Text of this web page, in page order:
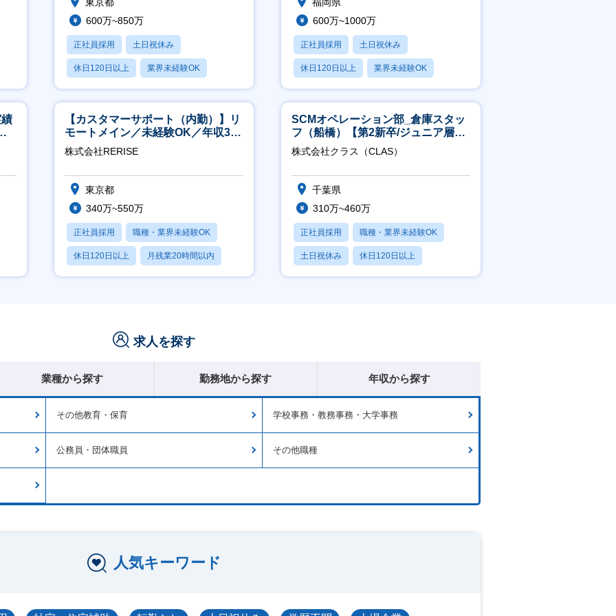
東京都
600万~850万
正社員採用 土日祝休み
休日120日以上 業界未経験OK
産休・育休あり
福岡県
600万~1000万
正社員採用 土日祝休み
休日120日以上 業界未経験OK
産休・育休あり
【カスタマーサポート（内勤）】リ
モートメイン／未経験OK／年収340
万～／年間休日125日
株式会社RERISE
東京都
340万~550万
正社員採用 職種・業界未経験OK
休日120日以上 月残業20時間以内
賞与あり
SCMオペレーション部_倉庫スタッ
フ（船橋）【第2新卒/ジュニア層歓
迎】
株式会社クラス（CLAS）
千葉県
310万~460万
正社員採用 職種・業界未経験OK
土日祝休み 休日120日以上
産休・育休あり
求人を探す
業種から探す 勤務地から探す 年収から探す
その他教育・保育 学校事務・教務事務・大学事務
公務員・団体職員 その他職種
人気キーワード